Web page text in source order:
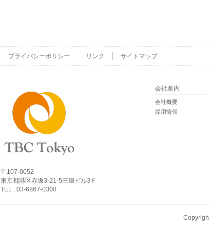
プライバシーポリシー リンク サイトマップ
〒107-0052
東京都港区赤坂3-21-5三銀ビル3Ｆ
TEL : 03-6867-0308
会社案内
会社概要
採用情報